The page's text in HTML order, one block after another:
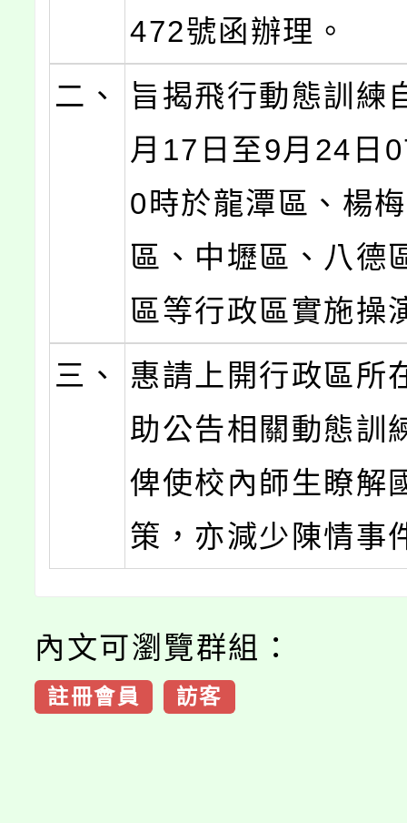
472號函辦理。
二、
旨揭飛行動態訓練
月17日至9月24日
0時於龍潭區、楊
區、中壢區、八德
區等行政區實施操
三、
惠請上開行政區所
助公告相關動態訓
俾使校內師生瞭解
策，亦減少陳情事
內文可瀏覽群組：
註冊會員 訪客